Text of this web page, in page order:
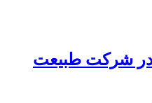
در شرکت طبیعت